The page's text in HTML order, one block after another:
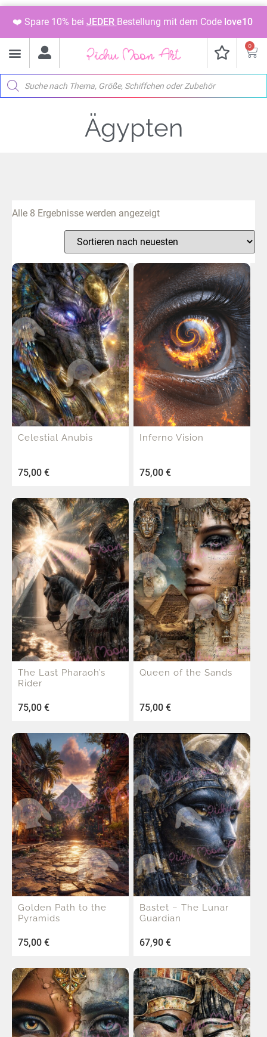
❤️ Spare 10% bei JEDER Bestellung mit dem Code love10
0
Ägypten
Alle 8 Ergebnisse werden angezeigt
Celestial Anubis
75,00 €
Inferno Vision
75,00 €
The Last Pharaoh’s
Rider
75,00 €
Queen of the Sands
75,00 €
Golden Path to the
Pyramids
75,00 €
Bastet – The Lunar
Guardian
67,90 €